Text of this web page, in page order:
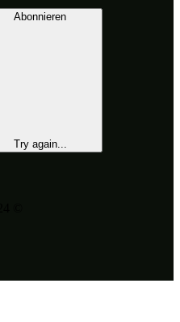
Abonnieren
Try again...